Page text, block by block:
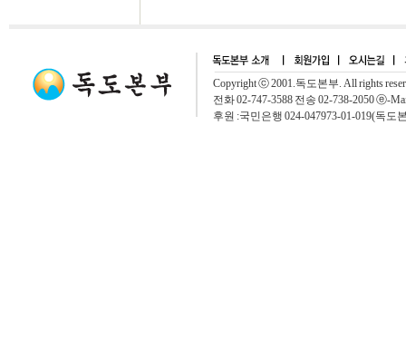
Copyright ⓒ 2001.독도본부. All rights
전화 02-747-3588 전송 02-738-2050 ⓔ-
후원 :국민은행 024-047973-01-019(독도